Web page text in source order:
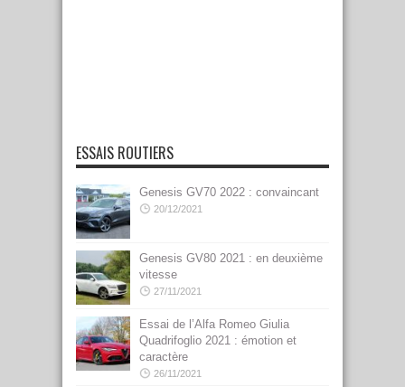
ESSAIS ROUTIERS
Genesis GV70 2022 : convaincant
20/12/2021
Genesis GV80 2021 : en deuxième
vitesse
27/11/2021
Essai de l’Alfa Romeo Giulia
Quadrifoglio 2021 : émotion et
caractère
26/11/2021